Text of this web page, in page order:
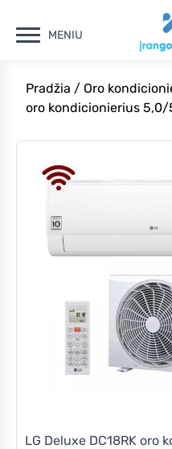
MENIU
Pradžia / Oro
oro kondicionierius 5,0/
LG Deluxe DC18RK oro